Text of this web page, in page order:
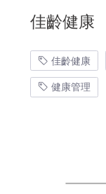
佳齡健康
佳齡健康
健康管理